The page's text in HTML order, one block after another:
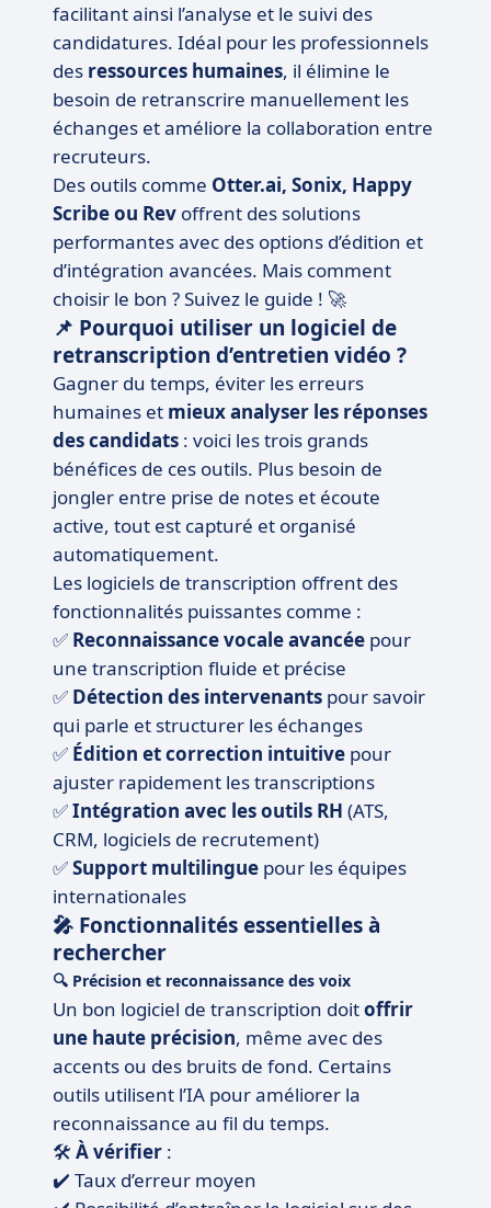
facilitant ainsi l’analyse et le suivi des
candidatures. Idéal pour les professionnels
des ressources humaines, il élimine le
besoin de retranscrire manuellement les
échanges et améliore la collaboration entre
recruteurs.
Des outils comme Otter.ai, Sonix, Happy
Scribe ou Rev offrent des solutions
performantes avec des options d’édition et
d’intégration avancées. Mais comment
choisir le bon ? Suivez le guide ! 🚀
📌 Pourquoi utiliser un logiciel de
retranscription d’entretien vidéo ?
Gagner du temps, éviter les erreurs
humaines et mieux analyser les réponses
des candidats : voici les trois grands
bénéfices de ces outils. Plus besoin de
jongler entre prise de notes et écoute
active, tout est capturé et organisé
automatiquement.
Les logiciels de transcription offrent des
fonctionnalités puissantes comme :
✅ Reconnaissance vocale avancée pour
une transcription fluide et précise
✅ Détection des intervenants pour savoir
qui parle et structurer les échanges
✅ Édition et correction intuitive pour
ajuster rapidement les transcriptions
✅Intégration avec les outils RH (ATS,
CRM, logiciels de recrutement)
✅Support multilingue pour les équipes
internationales
🎤 Fonctionnalités essentielles à
rechercher
🔍 Précision et reconnaissance des voix
Un bon logiciel de transcription doitoffrir
une haute précision, même avec des
accents ou des bruits de fond. Certains
outils utilisent l’IA pour améliorer la
reconnaissance au fil du temps.
🛠️ À vérifier :
✔️ Taux d’erreur moyen